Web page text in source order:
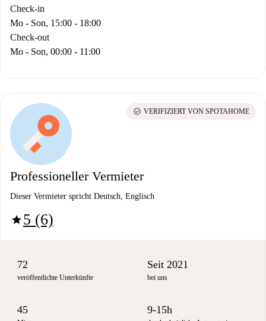
Check-in
Mo - Son, 15:00 - 18:00
Check-out
Mo - Son, 00:00 - 11:00
Professioneller Vermieter
Dieser Vermieter spricht Deutsch, Englisch
star5 (6)
check_circle VERIFIZIERT VON SPOTAHOME
72
veröffentlichte Unterkünfte
Seit 2021
bei uns
45 9-15h